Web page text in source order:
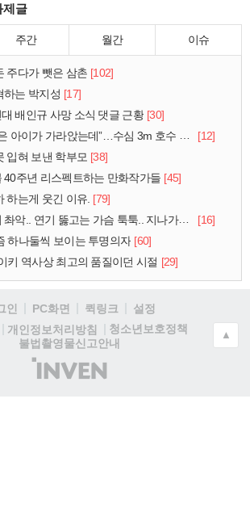
제글
주간 월간 이슈
주다가 뺏은 삼촌 [102]
하는 박지성 [17]
배인규 사망 소식 댓글 근황 [30]
이가 가라앉는데”…수심 3m 호수 뛰어든 60대 의인
[12]
입혀 보낸 학부모 [38]
40주년 리스펙트하는 만화작가들 [45]
하는게 웃긴 이유. [79]
.. 연기 뚫고는 가슴 툭툭.. 지나가던 아재의 정체
[16]
하나둘씩 보이는 투명의자 [60]
키 역사상 최고의 품질이던 시절 [29]
인 PC화면 퀵링크
설정
개인정보처리방침
청소년보호정책
불법촬영물신고안내
(주)
인
▲